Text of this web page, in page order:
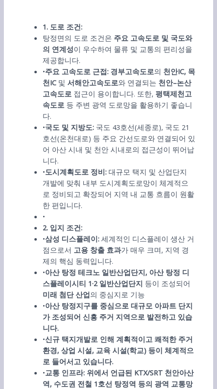
1. 도로 조건:
탕정면의 도로 조건은 주요 고속도로 및 국도와
의 연계성이 우수하여 물류 및 교통의 편리성을
제공합니다.
•주요 고속도로 근접: 경부고속도로의 천안IC, 목
천IC및서해안고속도로와 연결되는 천안–논산
고속도로 접근이 용이합니다. 또한,평택제천고
속도로 등 주변 광역 도로망을 활용하기 좋습니
다.
•국도 및 지방도: 국도 43호선(세종로), 국도 21
호선(온천대로) 등 주요 간선도로와 연결되어 있
어 아산 시내 및 천안 시내로의 접근성이 뛰어납
니다.
•도시계획도로 정비: 대규모 택지 및 산업단지
개발에 맞춰 내부 도시계획도로망이 체계적으
로 정비되고 확장되어 지역 내 교통 흐름이 원활
한 편입니다.
•
2. 입지 조건:
•삼성 디스플레이: 세계적인 디스플레이 생산 거
점으로서 고용 창출 효과가 매우 크며, 지역 경
제의 핵심 동력입니다.
•아산 탕정 테크노 일반산업단지, 아산 탕정 디
스플레이시티 1·2 일반산업단지 등이 조성되어
미래 첨단 산업의 중심지로 기능
•아산 탕정지구를 중심으로 대규모 아파트 단지
가 조성되어 신흥 주거 지역으로 발전하고 있습
니다.
•신규 택지개발로 인해 계획적이고 쾌적한 주거
환경,상업시설, 교육시설(학교) 등이 체계적으
로 들어서고 있습니다.
•교통 인프라: 위에서 언급된 KTX/SRT 천안아산
역, 수도권 전철 1호선 탕정역 등의 광역 교통망